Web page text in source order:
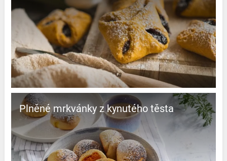
Plněné mrkvánky z kynutého těsta